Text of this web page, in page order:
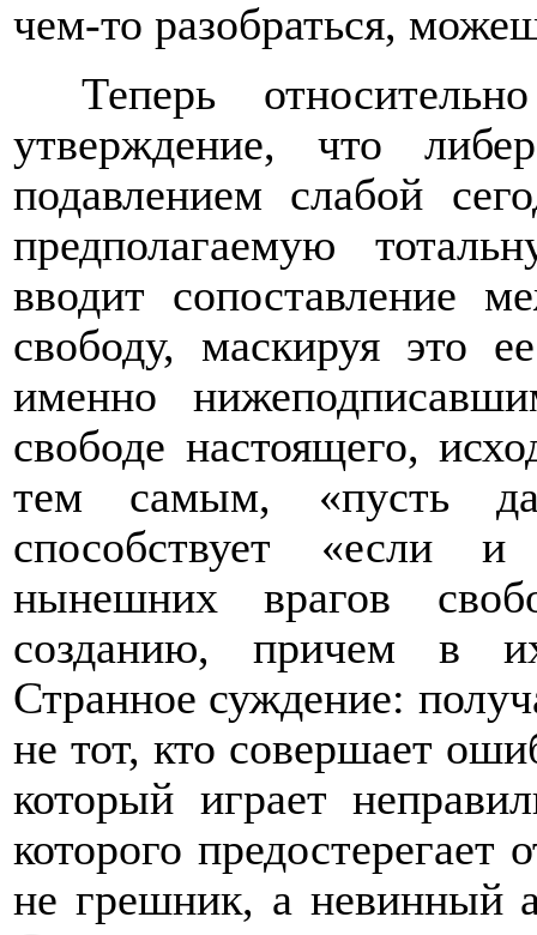
чем-то разобраться,
Теперь
утверждение, что
подавлением слабой
предполагаемую
вводит сопоставление
свободу, маскируя это
именно
свободе настоящего,
тем самым, «пусть
способствует «если
нынешних врагов
созданию, причем в
Странное суждение:
не тот, кто совершает
который играет
которого
не грешник, а невинный